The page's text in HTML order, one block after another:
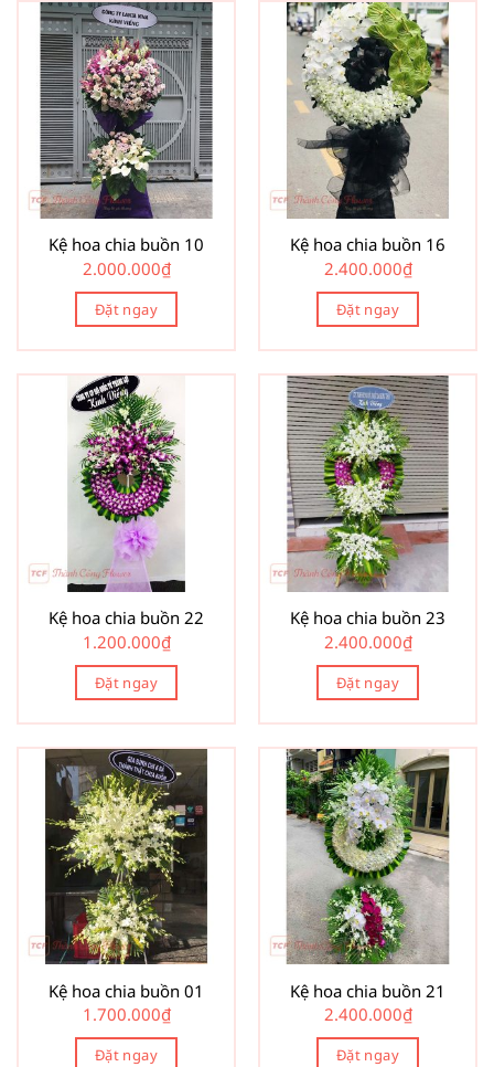
Kệ hoa chia buồn 10
2.000.000₫
Đặt ngay
Kệ hoa chia buồn 16
2.400.000₫
Đặt ngay
Kệ hoa chia buồn 22
1.200.000₫
Đặt ngay
Kệ hoa chia buồn 23
2.400.000₫
Đặt ngay
Kệ hoa chia buồn 01
1.700.000₫
Đặt ngay
Kệ hoa chia buồn 21
2.400.000₫
Đặt ngay